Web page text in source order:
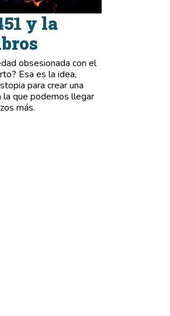
y la
obsesionada con el
Esa es la idea,
para crear una
la que podemos llegar
más.